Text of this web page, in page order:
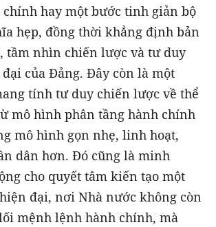
hay một bước tinh giản bộ
hẹp, đồng thời khẳng định bản
nhìn chiến lược và tư duy
của Đảng. Đây còn là một
tính tư duy chiến lược về thể
mô hình phân tầng hành chính
mô hình gọn nhẹ, linh hoạt,
dân hơn. Đó cũng là minh
cho quyết tâm kiến tạo một
đại, nơi Nhà nước không còn
mệnh lệnh hành chính, mà